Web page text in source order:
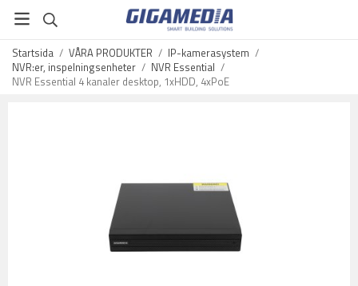
Startsida / VÅRA PRODUKTER / IP-kamerasystem /
NVR:er, inspelningsenheter / NVR Essential /
NVR Essential 4 kanaler desktop, 1xHDD, 4xPoE